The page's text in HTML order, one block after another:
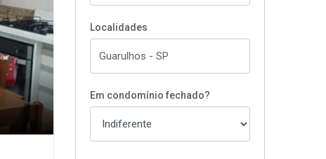
Localidades
Em condomínio fechado?